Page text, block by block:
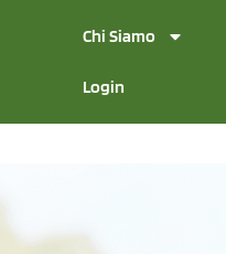
Chi Siamo
Login